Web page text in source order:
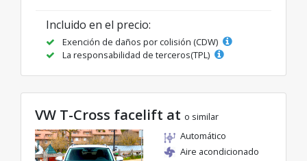
Incluido en el precio:
Exención de daños por colisión (CDW)
La responsabilidad de terceros(TPL)
VW T-Cross facelift at o similar
Automático
Aire acondicionado